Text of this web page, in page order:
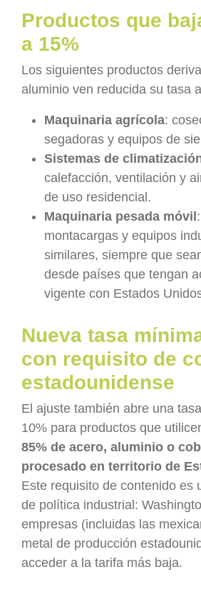
Productos que
a 15%
Los siguientes productos
aluminio ven reducida su tasa
Maquinaria agrícola:
segadoras y equipos de
Sistemas de
calefacción, ventilación y
de uso residencial.
Maquinaria pesada móvil
montacargas y equipos
similares, siempre que
desde países que tengan
vigente con Estados
Nueva tasa
con requisito de
estadounidense
El ajuste también abre una
10% para productos que
85% de acero, aluminio o
procesado en territorio de
Este requisito de contenido es
de política industrial:
empresas (incluidas las
metal de producción
acceder a la tarifa más baja.